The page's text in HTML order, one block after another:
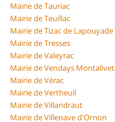
Mairie de Tauriac
Mairie de Teuillac
Mairie de Tizac de Lapouyade
Mairie de Tresses
Mairie de Valeyrac
Mairie de Vendays Montalivet
Mairie de Vérac
Mairie de Vertheuil
Mairie de Villandraut
Mairie de Villenave d'Ornon